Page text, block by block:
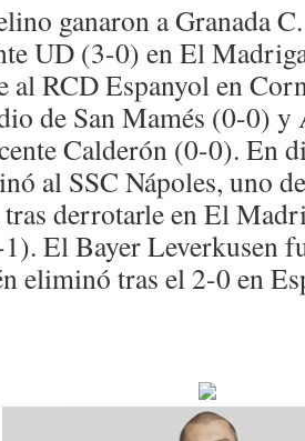
ganaron a Granada
UD (3-0) en El
al RCD Espanyol en
de San Mamés (0-0)
Calderón (0-0). En
al SSC Nápoles, uno
derrotarle en El
El Bayer Leverkusen
eliminó tras el 2-0 en